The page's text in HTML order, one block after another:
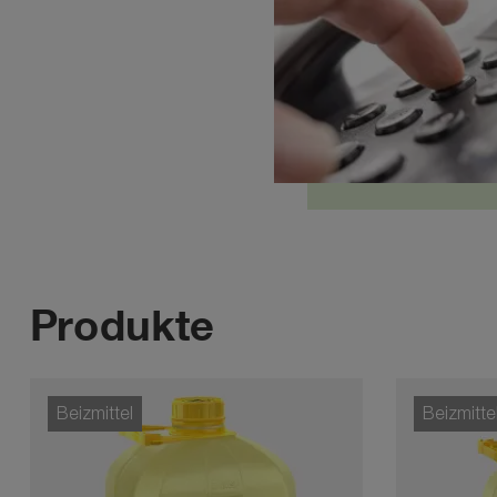
Produkte
Beizmittel Beizmittel